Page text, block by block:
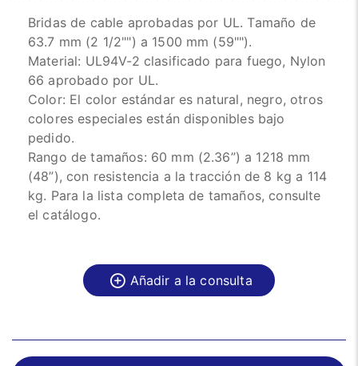
Bridas de cable aprobadas por UL. Tamaño de
63.7 mm (2 1/2"") a 1500 mm (59"").
Material: UL94V-2 clasificado para fuego, Nylon
66 aprobado por UL.
Color: El color estándar es natural, negro, otros
colores especiales están disponibles bajo
pedido.
Rango de tamaños: 60 mm (2.36”) a 1218 mm
(48”), con resistencia a la tracción de 8 kg a 114
kg. Para la lista completa de tamaños, consulte
el catálogo.
Añadir a la consulta